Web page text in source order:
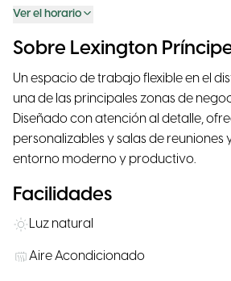
Ver el horario
Sobre Lexington
Un espacio de trabajo flexible en el
una de las principales zonas de
Diseñado con atención al detalle,
personalizables y salas de reuniones
entorno moderno y productivo.
Facilidades
Luz natural
Aire Acondicionado